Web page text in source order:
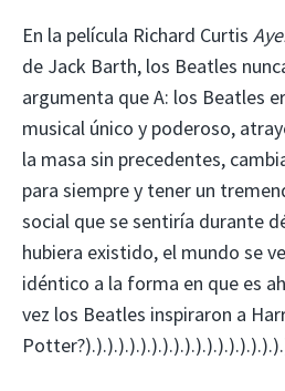
En la película Richard Curtis
de Jack Barth, los Beatles
argumenta que A: los Beatles
musical único y poderoso,
la masa sin precedentes,
para siempre y tener un
social que se sentiría durante
hubiera existido, el mundo se
idéntico a la forma en que es
vez los Beatles inspiraron a